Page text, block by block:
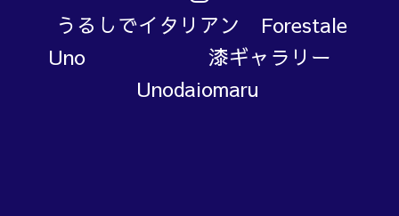
うるしでイタリアン Forestale
Uno 漆ギャラリー
Unodaiomaru